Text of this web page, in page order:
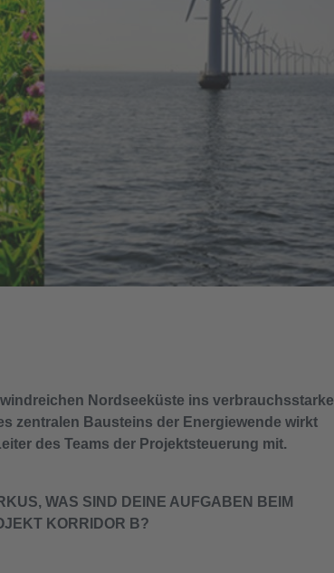
Nordseeküste ins verbrauchsstarke
zentralen Bausteins der Energiewende wirkt
des Teams der Projektsteuerung mit.
WAS SIND DEINE AUFGABEN BEIM
KORRIDOR B?